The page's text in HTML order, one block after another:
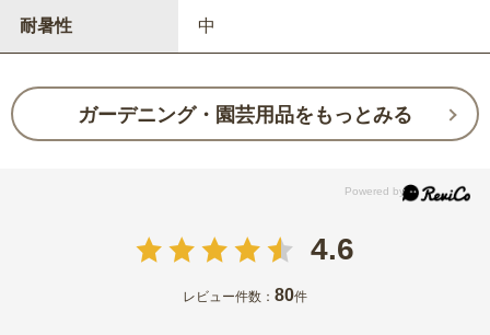
耐暑性 中
ガーデニング・園芸用品をもっとみる
4.6
レビュー件数： 80件